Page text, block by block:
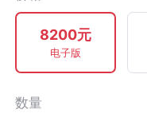
8200元
电子版
数量